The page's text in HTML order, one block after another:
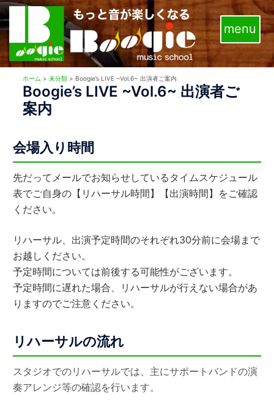
コ
ン
テ
ツ
ホーム >未分類 > Boogie’s LIVE ~Vol.6~ 出演者ご案内
Boogie’s LIVE ~Vol.6~ 出演者ご
案内
会場入り時間
先だってメールでお知らせしているタイムスケジュール
表でご自身の【リハーサル時間】【出演時間】をご確認
ください。
リハーサル、出演予定時間のそれぞれ30分前に会場まで
お越しください。
予定時間については前後する可能性がございます。
予定時間に遅れた場合、リハーサルが行えない場合があ
りますのでご注意ください。
リハーサルの流れ
スタジオでのリハーサルでは、主にサポートバンドの演
奏アレンジ等の確認を行います。